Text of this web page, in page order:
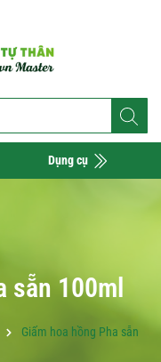
Dụng cụ
sẵn 100ml
Giấm hoa hồng Pha sẵn